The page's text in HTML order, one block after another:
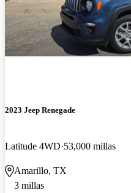
2023 Jeep Renegade
Latitude 4WD 53,000 millas
Amarillo, TX
3 millas